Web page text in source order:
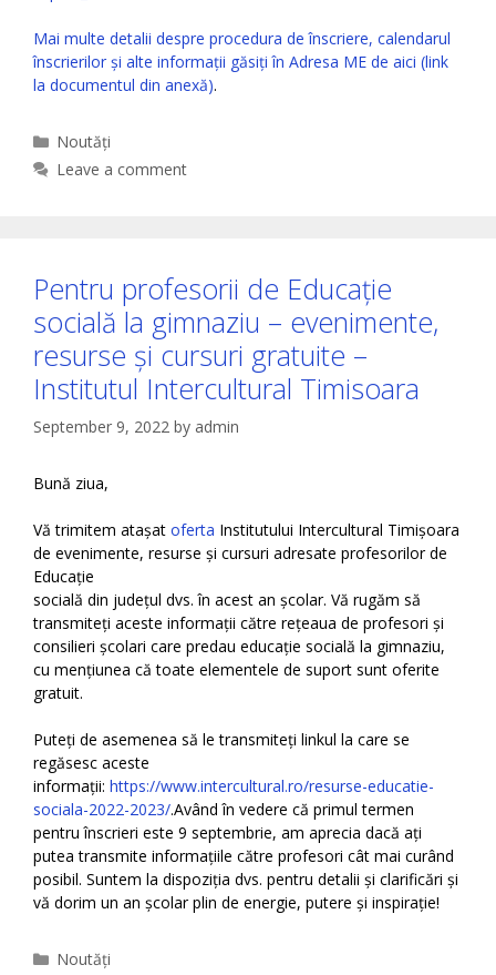
Mai multe detalii despre procedura de înscriere, calendarul
înscrierilor și alte informații găsiți în Adresa ME de aici (link
la documentul din anexă).
Categories
Noutăți
Leave a comment
Pentru profesorii de Educație
socială la gimnaziu – evenimente,
resurse și cursuri gratuite –
Institutul Intercultural Timisoara
September 9, 2022 by admin
Bună ziua,
Vă trimitem atașat oferta Institutului Intercultural Timișoara
de evenimente, resurse și cursuri adresate profesorilor de
Educație
socială din județul dvs. în acest an școlar. Vă rugăm să
transmiteți aceste informații către rețeaua de profesori și
consilieri școlari care predau educație socială la gimnaziu,
cu mențiunea că toate elementele de suport sunt oferite
gratuit.
Puteți de asemenea să le transmiteți linkul la care se
regăsesc aceste
informații: https://www.intercultural.ro/resurse-educatie-
sociala-2022-2023/.Având în vedere că primul termen
pentru înscrieri este 9 septembrie, am aprecia dacă ați
putea transmite informațiile către profesori cât mai curând
posibil. Suntem la dispoziția dvs. pentru detalii și clarificări și
vă dorim un an școlar plin de energie, putere și inspirație!
Categories
Noutăți